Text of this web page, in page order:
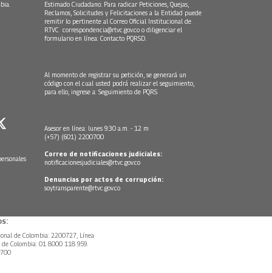
Estimado Ciudadano: Para radicar Peticiones, Quejas,
Reclamos, Solicitudes y Felicitaciones a la Entidad puede
remitir lo pertinente al Correo Oficial Institucional de
RTVC correspondencia@rtvc.gov.co o diligenciar el
formulario en línea: Contacto PQRSD.
Al momento de registrar su petición, se generará un
código con el cual usted podrá realizar el seguimiento,
para ello, ingrese a: Seguimiento de PQRS
Asesor en línea: lunes 9:30 a.m. - 12 m
(+57) (601) 2200700
Correo de notificaciones judiciales:
notificacionesjudiciales@rtvc.gov.co
Denuncias por actos de corrupción:
soytransparente@rtvc.gov.co
de Colombia: 2200727, Línea
Colombia: 01 8000 118 959.